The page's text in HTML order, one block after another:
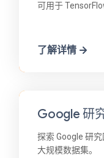
可用于
了解详情
Google 研
探索 Google 研
大规模数据集。